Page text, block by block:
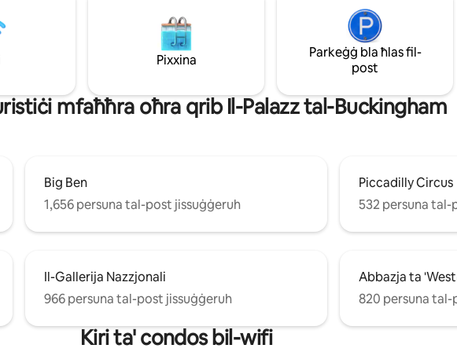
Harrods, il-Palazz ta'
u Battersea Park. Jekk
f'moħħok li dan l-
jinsab fl-aħħar sular u
Muse u l-pub lokali amikevoli u tant
popolari tagħna The Horse and Groom.
L-istazzjon tal-ferrovija/ta' taħt l-art ta'
Victoria u l-istazzjon tat-tubi ta' Hyde
Park Corner jinsabu 10 minuti bil-mixi 'l
għall-
Pixxina
Parkeġġ bla ħlas fil-
post
mfаħħrа оħrа qrіb Il-Palazz tal-Buckingham
Big Ben
1,656 persuna tal-post jissuġġeruh
Piccadilly Circus
532 persuna
Il-Gallerija Nazzjonali
966 persuna tal-post jissuġġeruh
Abbazja ta
820 persuna
Kiri ta' condos bil-wifi